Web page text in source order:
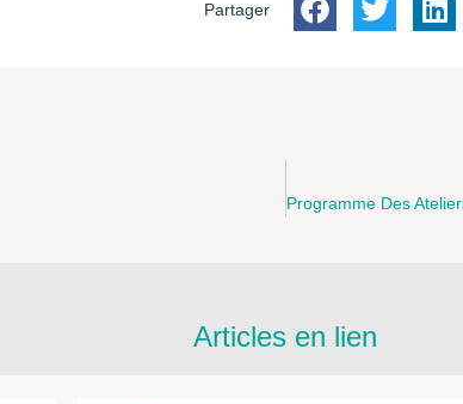
Partager
Articles en lien